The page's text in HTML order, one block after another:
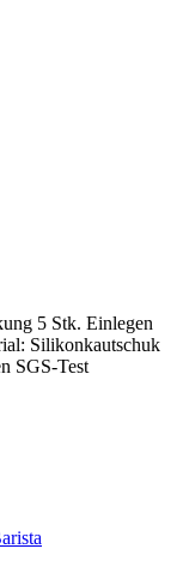
5 Stk. Einlegen
Silikonkautschuk
SGS-Test